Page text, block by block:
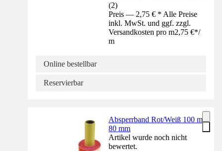
(2)
Preis — 2,75 € * Alle Preise
inkl. MwSt. und ggf. zzgl.
Versandkosten pro m2,75 €*/
m
Online bestellbar
Reservierbar
Absperrband Rot/Weiß 100 m,
80 mm
Artikel wurde noch nicht
bewertet.